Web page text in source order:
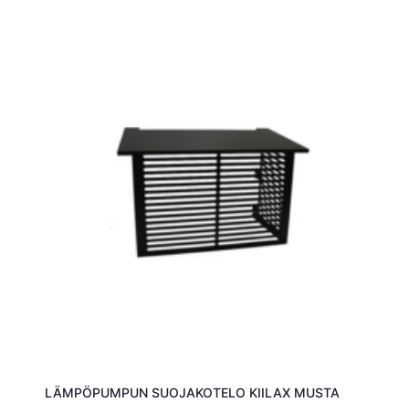
LÄMPÖPUMPUN SUOJAKOTELO KIILAX MUSTA